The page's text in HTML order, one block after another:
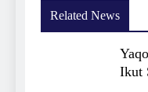
Related News
Ikut